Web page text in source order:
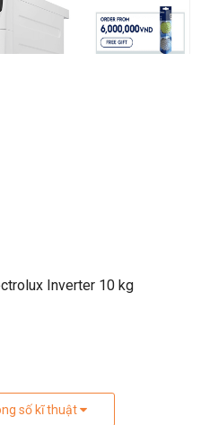
số rõ nét, song ngữ
dùng dễ điều khiển,
trình giặt chỉ trong
Inverter 10 kg
số kĩ thuật